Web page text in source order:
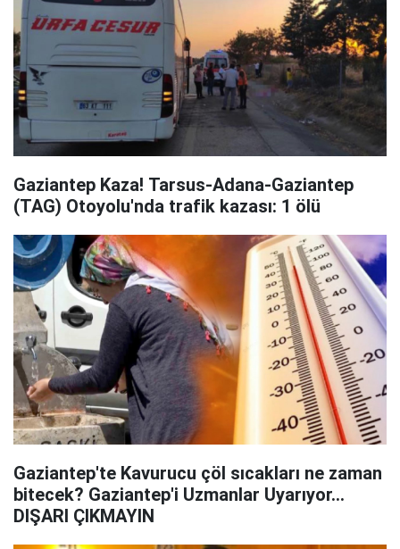
Gaziantep Kaza! Tarsus-Adana-Gaziantep
(TAG) Otoyolu'nda trafik kazası: 1 ölü
Gaziantep'te Kavurucu çöl sıcakları ne zaman
bitecek? Gaziantep'i Uzmanlar Uyarıyor...
DIŞARI ÇIKMAYIN